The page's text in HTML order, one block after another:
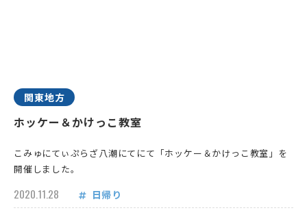
関東地方
ホッケー＆かけっこ教室
こみゅにてぃぷらざ八潮にてにて「ホッケー＆かけっこ教室」を
開催しました。
2020.11.28 日帰り